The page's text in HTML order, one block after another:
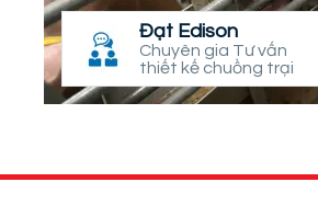
Đạt Edison
Chuyên gia Tư vấn
thiết kế chuồng trại